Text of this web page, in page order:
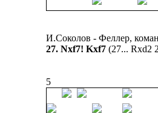
И.Соколов - Феллер,
27. Nxf7! Kxf7 (27... Rxd2
5